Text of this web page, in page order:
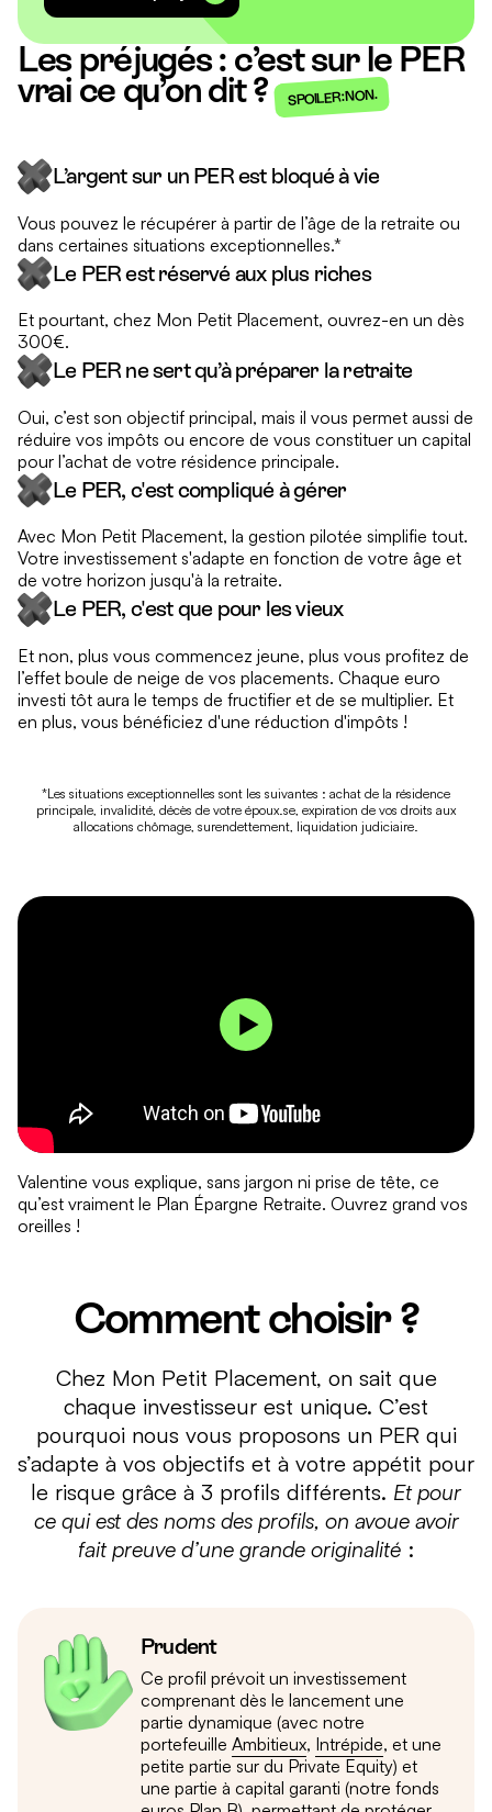
Les préjugés : c’est sur le PER
vrai ce qu’on dit ? SPOILER : NON.
L’argent sur un PER est bloqué à vie
Vous pouvez le récupérer à partir de l’âge de la retraite ou
dans certaines situations exceptionnelles.*
Le PER est réservé aux plus riches
Et pourtant, chez Mon Petit Placement, ouvrez-en un dès
300€.
Le PER ne sert qu’à préparer la retraite
Oui, c’est son objectif principal, mais il vous permet aussi de
réduire vos impôts ou encore de vous constituer un capital
pour l’achat de votre résidence principale.
Le PER, c'est compliqué à gérer
Avec Mon Petit Placement, la gestion pilotée simplifie tout.
Votre investissement s'adapte en fonction de votre âge et
de votre horizon jusqu'à la retraite.
Le PER, c'est que pour les vieux
Et non, plus vous commencez jeune, plus vous profitez de
l’effet boule de neige de vos placements. Chaque euro
investi tôt aura le temps de fructifier et de se multiplier. Et
en plus, vous bénéficiez d'une réduction d'impôts !
*Les situations exceptionnelles sont les suivantes : achat de la résidence
principale, invalidité, décès de votre époux.se, expiration de vos droits aux
allocations chômage, surendettement, liquidation judiciaire.
Valentine vous explique, sans jargon ni prise de tête, ce
qu’est vraiment le Plan Épargne Retraite. Ouvrez grand vos
oreilles !
Comment choisir ?
Chez Mon Petit Placement, on sait que
chaque investisseur est unique. C’est
pourquoi nous vous proposons un PER qui
s’adapte à vos objectifs et à votre appétit pour
le risque grâce à 3 profils différents. Et pour
ce qui est des noms des profils, on avoue avoir
fait preuve d’une grande originalité :
Prudent
Ce profil prévoit un investissement
comprenant dès le lancement une
partie dynamique (avec notre
portefeuille Ambitieux, Intrépide, et une
petite partie sur du Private Equity) et
une partie à capital garanti (notre fonds